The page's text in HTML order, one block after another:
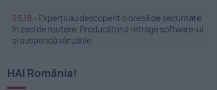
23:18 - Experții au descoperit o breșă de securitate
în zeci de routere. Producătorul retrage software-ul
și suspendă vânzările
HAI România!